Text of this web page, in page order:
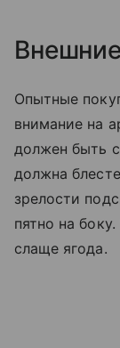
Опытные
внимание на
должен быть
должна
зрелости
пятно на
слаще ягода.